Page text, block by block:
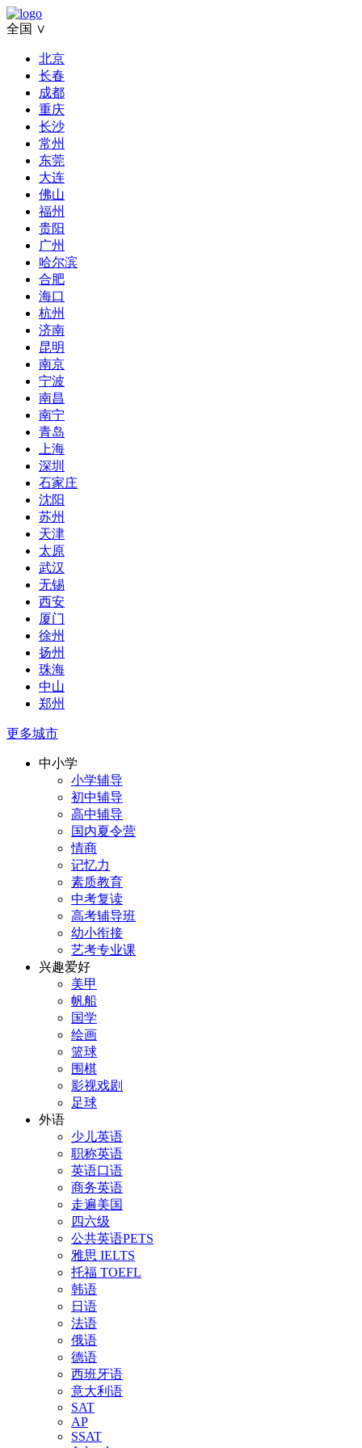
全国 ∨
北京
长春
成都
重庆
长沙
常州
东莞
大连
佛山
福州
贵阳
广州
哈尔滨
合肥
海口
杭州
济南
昆明
南京
宁波
南昌
南宁
青岛
上海
深圳
石家庄
沈阳
苏州
天津
太原
武汉
无锡
西安
厦门
徐州
扬州
珠海
中山
郑州
更多城市
中小学
小学辅导
初中辅导
高中辅导
国内夏令营
情商
记忆力
素质教育
中考复读
高考辅导班
幼小衔接
艺考专业课
兴趣爱好
美甲
帆船
国学
绘画
篮球
围棋
影视戏剧
足球
外语
少儿英语
职称英语
英语口语
商务英语
走遍美国
四六级
公共英语PETS
雅思 IELTS
托福 TOEFL
韩语
日语
法语
俄语
德语
西班牙语
意大利语
SAT
AP
SSAT